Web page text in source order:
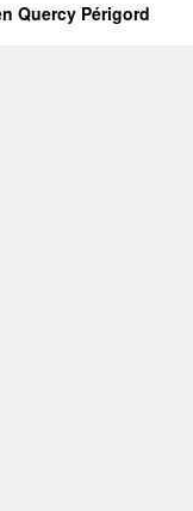
Quercy Périgord